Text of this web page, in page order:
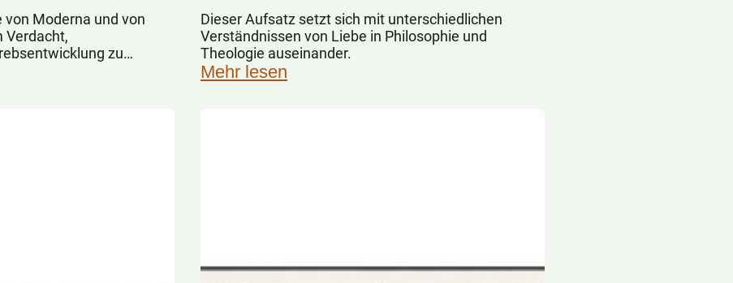
Moderna und von
Verdacht,
zu
Dieser Aufsatz setzt sich mit unterschiedlichen
Verständnissen von Liebe in Philosophie und
Theologie auseinander.
Mehr lesen